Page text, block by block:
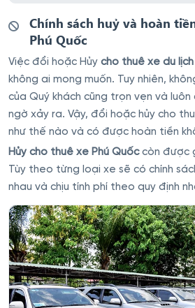
Chính sách huỷ và hoàn
Phú Quốc
Việc đổi hoặc Hủy cho thuê xe du lịch
không ai mong muốn. Tuy nhiên,
của Quý khách cũng trọn vẹn và
ngờ xảy ra. Vậy, đổi hoặc hủy cho
như thế nào và có được hoàn tiền
Hủy cho thuê xe Phú Quốccòn được
Tùy theo từng loại xe sẽ có chính
nhau và chịu tính phí theo quy định